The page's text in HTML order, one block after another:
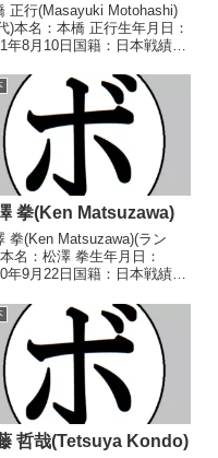
正行(Masayuki Motohashi)
)本名：本橋 正行生年月日：
年8月10日国籍：日本戦績：
なし【戦歴】1999/11/05
判定 (採点不明) 小平 武(木
グ...
拳(Ken Matsuzawa)
拳(Ken Matsuzawa)(ラン
本名：松澤 拳生年月日：
年9月22日国籍：日本戦績：
なし 【戦歴】2015/03/20
荒川 宗毅(レイ
07/07...
哲哉(Tetsuya Kondo)